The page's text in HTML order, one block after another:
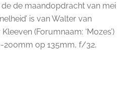
de maandopdracht van mei
is van Walter van
(Forumnaam: ‘Mozes’)
200mm op 135mm, f/32,